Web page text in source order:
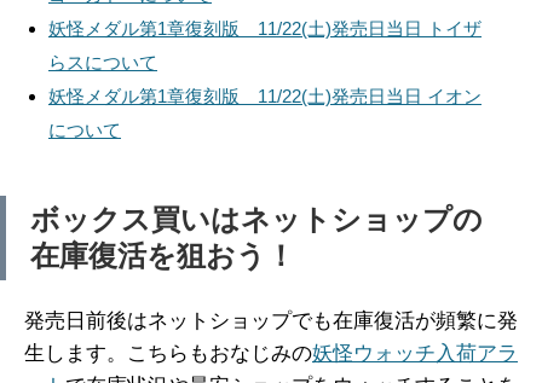
妖怪メダル第1章復刻版 11/22(土)発売日当日 トイザ
らスについて
妖怪メダル第1章復刻版 11/22(土)発売日当日 イオン
について
ボックス買いはネットショップの
在庫復活を狙おう！
発売日前後はネットショップでも在庫復活が頻繁に発
生します。こちらもおなじみの妖怪ウォッチ入荷アラ